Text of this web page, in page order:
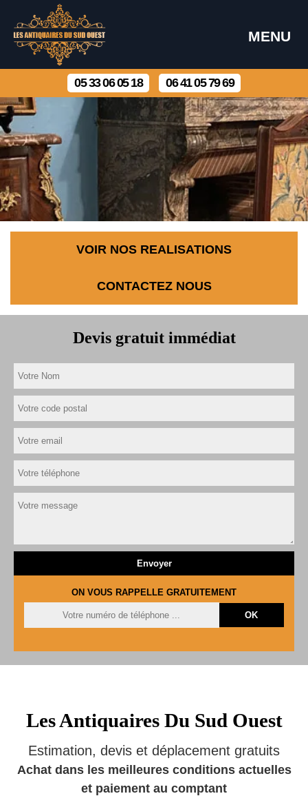
MENU
05 33 06 05 18 06 41 05 79 69
VOIR NOS REALISATIONS
CONTACTEZ NOUS
Devis gratuit immédiat
ON VOUS RAPPELLE GRATUITEMENT
Les Antiquaires Du Sud Ouest
Estimation, devis et déplacement gratuits
Achat dans les meilleures conditions actuelles
et paiement au comptant